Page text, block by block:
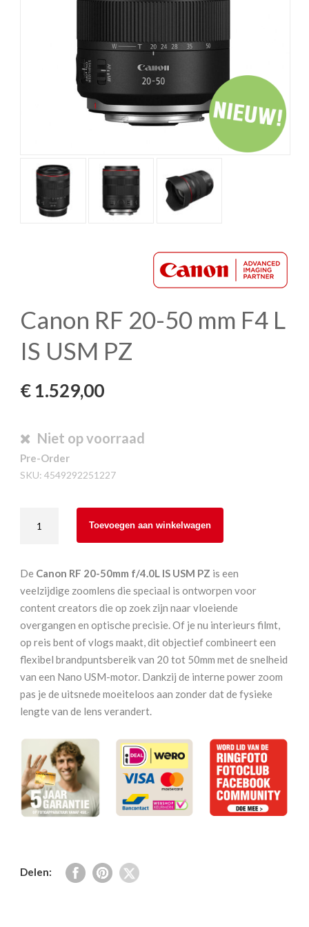
Canon RF 20-50 mm F4 L
IS USM PZ
€ 1.529,00
Niet op voorraad
Pre-Order
SKU: 4549292251227
50
USM
aantal
Toevoegen aan winkelwagen
De Canon RF 20-50mm f/4.0L IS USM PZ is een
veelzijdige zoomlens die speciaal is ontworpen voor
content creators die op zoek zijn naar vloeiende
overgangen en optische precisie. Of je nu interieurs filmt,
op reis bent of vlogs maakt, dit objectief combineert een
flexibel brandpuntsbereik van 20 tot 50mm met de snelheid
van een Nano USM-motor. Dankzij de interne power zoom
pas je de uitsnede moeiteloos aan zonder dat de fysieke
lengte van de lens verandert.
Delen: